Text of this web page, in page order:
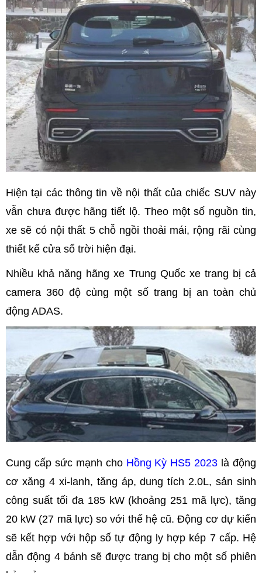
Hiện tại các thông tin về nội thất của chiếc SUV này
vẫn chưa được hãng tiết lộ. Theo một số nguồn tin,
xe sẽ có nội thất 5 chỗ ngồi thoải mái, rộng rãi cùng
thiết kế cửa sổ trời hiện đại.
Nhiều khả năng hãng xe Trung Quốc xe trang bị cả
camera 360 độ cùng một số trang bị an toàn chủ
động ADAS.
Cung cấp sức mạnh cho Hồng Kỳ HS5 2023 là động
cơ xăng 4 xi-lanh, tăng áp, dung tích 2.0L, sản sinh
công suất tối đa 185 kW (khoảng 251 mã lực), tăng
20 kW (27 mã lực) so với thế hệ cũ. Động cơ dự kiến
sẽ kết hợp với hộp số tự động ly hợp kép 7 cấp. Hệ
dẫn động 4 bánh sẽ được trang bị cho một số phiên